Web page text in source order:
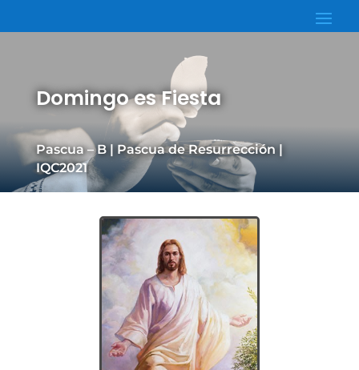
Domingo es Fiesta
Pascua – B | Pascua de Resurrección |
IQC2021